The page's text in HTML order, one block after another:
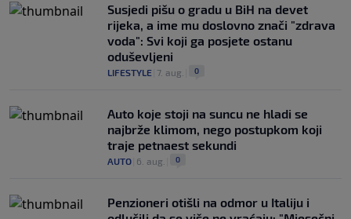
Susjedi pišu o gradu u BiH na devet
rijeka, a ime mu doslovno znači "zdrava
voda": Svi koji ga posjete ostanu
oduševljeni
LIFESTYLE 7. aug. 0
Auto koje stoji na suncu ne hladi se
najbrže klimom, nego postupkom koji
traje petnaest sekundi
AUTO 6. aug. 0
Penzioneri otišli na odmor u Italiju i